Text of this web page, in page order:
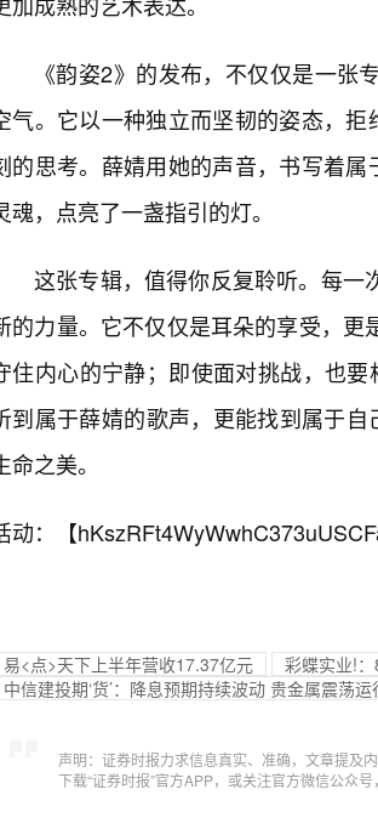
《韵姿2》的发布，不仅仅是一
气。它以一种独立而坚韧的姿态，
的思考。薛婧用她的声音，书写着
魂，点亮了一盏指引的灯。
这张专辑，值得你反复聆听。每一
的力量。它不仅仅是耳朵的享受，
住内心的宁静；即使面对挑战，也
到属于薛婧的歌声，更能找到属于
命之美。
动：【
易<点>天下上半年营收17.37亿元
彩蝶实业!
中信建投期‘货’：降息预期持续波动 贵金属震荡运
声明：证券时报力求信息真实、准确，文章提及
下载“证券时报”官方APP，或关注官方微信公众